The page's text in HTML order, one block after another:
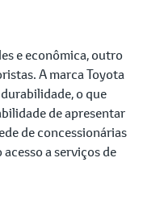
e econômica, outro
A marca Toyota
o que
de apresentar
de concessionárias
a serviços de